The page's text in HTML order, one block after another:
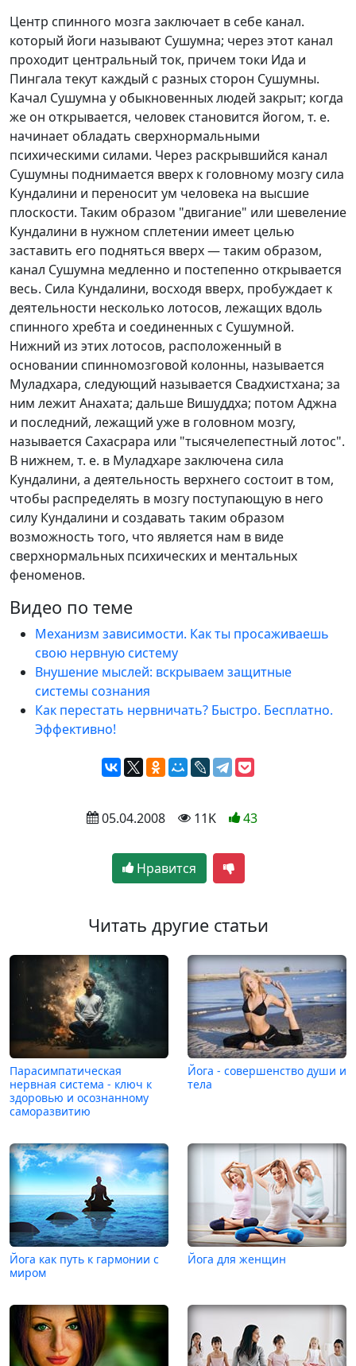
Центр спинного мозга заключает в себе канал.
который йоги называют Сушумна; через этот канал
проходит центральный ток, причем токи Ида и
Пингала текут каждый с разных сторон Сушумны.
Качал Сушумна у обыкновенных людей закрыт; когда
же он открывается, человек становится йогом, т. е.
начинает обладать сверхнормальными
психическими силами. Через раскрывшийся канал
Сушумны поднимается вверх к головному мозгу сила
Кундалини и переносит ум человека на высшие
плоскости. Таким образом "двигание" или шевеление
Кундалини в нужном сплетении имеет целью
заставить его подняться вверх — таким образом,
канал Сушумна медленно и постепенно открывается
весь. Сила Кундалини, восходя вверх, пробуждает к
деятельности несколько лотосов, лежащих вдоль
спинного хребта и соединенных с Сушумной.
Нижний из этих лотосов, расположенный в
основании спинномозговой колонны, называется
Муладхара, следующий называется Свадхистхана; за
ним лежит Анахата; дальше Вишуддха; потом Аджна
и последний, лежащий уже в головном мозгу,
называется Сахасрара или "тысячелепестный лотос".
В нижнем, т. е. в Муладхаре заключена сила
Кундалини, а деятельность верхнего состоит в том,
чтобы распределять в мозгу поступающую в него
силу Кундалини и создавать таким образом
возможность того, что является нам в виде
сверхнормальных психических и ментальных
феноменов.
Видео по теме
Механизм зависимости. Как ты просаживаешь
свою нервную систему
Внушение мыслей: вскрываем защитные
системы сознания
Как перестать нервничать? Быстро. Бесплатно.
Эффективно!
05.04.2008 11K 43
Нравится
Читать другие статьи
Парасимпатическая
нервная система - ключ к
здоровью и осознанному
саморазвитию
Йога - совершенство души и
тела
Йога как путь к гармонии с
миром
Йога для женщин